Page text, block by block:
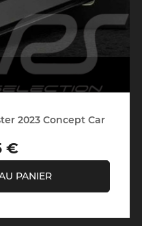
2023 Concept Car
€
PANIER